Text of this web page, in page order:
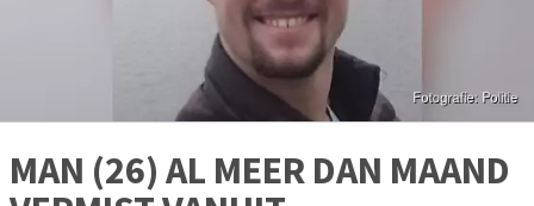
MAN (26) AL MEER DAN MAAND